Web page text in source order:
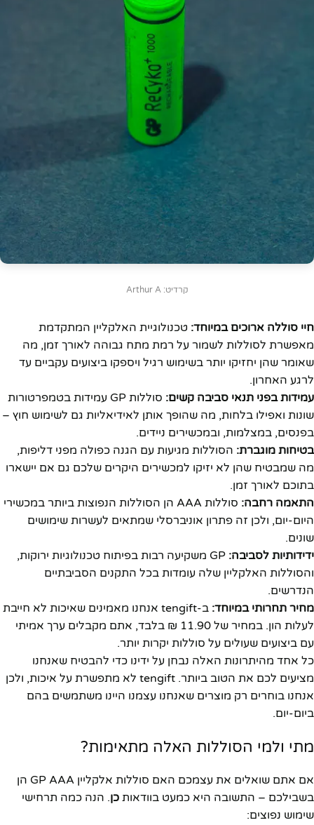
קרדיט: Arthur A
חיי סוללה ארוכים במיוחד: טכנולוגיית האלקליין המתקדמת
מאפשרת לסוללות לשמור על רמת מתח גבוהה לאורך זמן, מה
שאומר שהן יחזיקו יותר בשימוש רגיל ויספקו ביצועים עקביים עד
לרגע האחרון.
עמידות בפני תנאי סביבה קשים:
סוללות GP עמידות בטמפרטורות
שונות ואפילו בלחות, מה שהופך אותן לאידיאליות גם לשימוש חוץ –
בפנסים, במצלמות, ובמכשירים ניידים.
בטיחות מוגברת: הסוללות מגיעות עם הגנה כפולה מפני דליפות,
מה שמבטיח שהן לא יזיקו למכשירים היקרים שלכם גם אם יישארו
בתוכם לאורך זמן.
התאמה רחבה:
סוללות AAA הן הסוללות הנפוצות ביותר במכשירי
היום-יום, ולכן זה פתרון אוניברסלי שמתאים לעשרות שימושים
שונים.
ידידותיות לסביבה:
GP משקיעה רבות בפיתוח טכנולוגיות ירוקות,
והסוללות האלקליין שלה עומדות בכל התקנים הסביבתיים
הנדרשים.
מחיר תחרותי במיוחד:
ב-tengift אנחנו מאמינים שאיכות לא חייבת
לעלות הון. במחיר של 11.90 ₪ בלבד, אתם מקבלים ערך אמיתי
עם ביצועים שעולים על סוללות יקרות יותר.
כל אחד מהיתרונות האלה נבחן על ידינו כדי להבטיח שאנחנו
מציעים לכם את הטוב ביותר. tengift לא מתפשרת על איכות, ולכן
אנחנו בוחרים רק מוצרים שאנחנו עצמנו היינו משתמשים בהם
ביום-יום.
מתי ולמי הסוללות האלה מתאימות?
אם אתם שואלים את עצמכם האם סוללות אלקליין GP AAA הן
בשבילכם – התשובה היא כמעט בוודאות כן. הנה כמה תרחישי
שימוש נפוצים: